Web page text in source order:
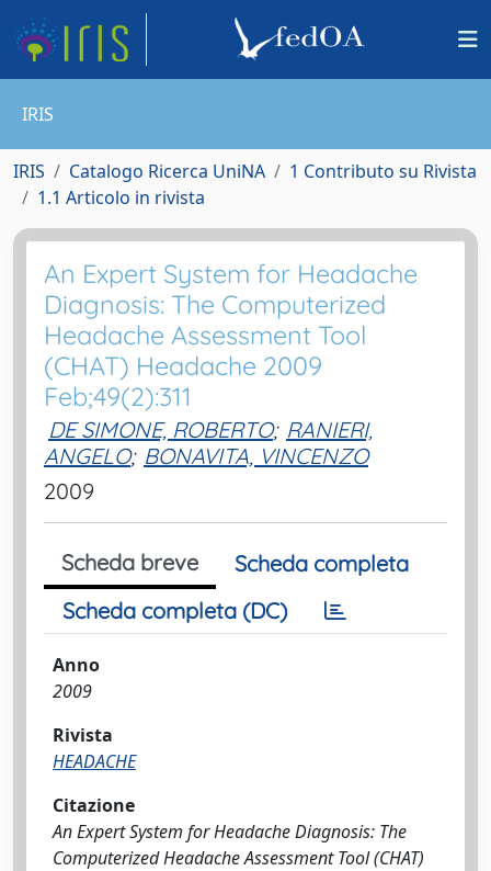
IRIS
IRIS Catalogo Ricerca UniNA
1 Contributo su Rivista
1.1 Articolo in rivista
An Expert System for Headache
Diagnosis: The Computerized
Headache Assessment Tool
(CHAT) Headache 2009
Feb;49(2):311
DE SIMONE, ROBERTO; RANIERI,
ANGELO; BONAVITA, VINCENZO
2009
Scheda breve
Scheda completa
Scheda completa (DC)
Anno
2009
Rivista
HEADACHE
Citazione
An Expert System for Headache Diagnosis: The
Computerized Headache Assessment Tool (CHAT)